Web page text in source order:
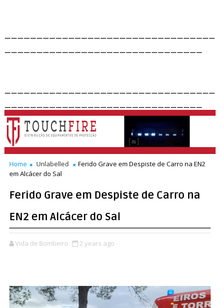
Home Unlabelled
Ferido Grave em Despiste de Carro na EN2
em Alcácer do Sal
Ferido Grave em Despiste de Carro na
EN2 em Alcácer do Sal
Vida de Bombeiro 2 years ago